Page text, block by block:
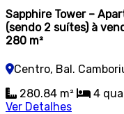
Sapphire Tower –
(sendo 2 suítes) à
280 m²
Centro, Bal.
280.84 m²
4
Ver Detalhes